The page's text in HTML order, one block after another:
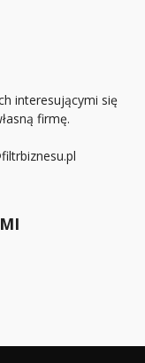
interesującymi się
firmę.